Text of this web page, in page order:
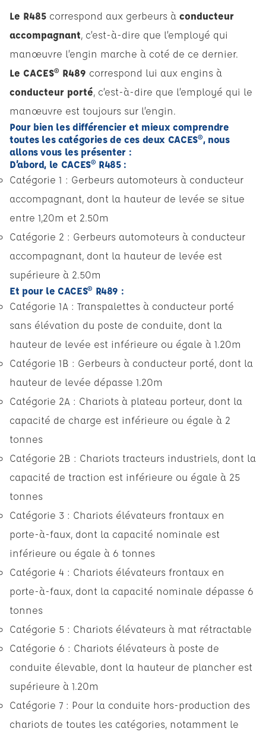
Le R485 correspond aux gerbeurs à conducteur
accompagnant, c’est-à-dire que l’employé qui
manœuvre l’engin marche à coté de ce dernier.
Le CACES® R489 correspond lui aux engins à
conducteur porté, c’est-à-dire que l’employé qui le
manœuvre est toujours sur l’engin.
Pour bien les différencier et mieux comprendre
toutes les catégories de ces deux CACES®, nous
allons vous les présenter :
D’abord, le CACES® R485 :
Catégorie 1 : Gerbeurs automoteurs à conducteur
accompagnant, dont la hauteur de levée se situe
entre 1,20m et 2.50m
Catégorie 2 : Gerbeurs automoteurs à conducteur
accompagnant, dont la hauteur de levée est
supérieure à 2.50m
Et pour le CACES® R489 :
Catégorie 1A : Transpalettes à conducteur porté
sans élévation du poste de conduite, dont la
hauteur de levée est inférieure ou égale à 1.20m
Catégorie 1B : Gerbeurs à conducteur porté, dont la
hauteur de levée dépasse 1.20m
Catégorie 2A : Chariots à plateau porteur, dont la
capacité de charge est inférieure ou égale à 2
tonnes
Catégorie 2B : Chariots tracteurs industriels, dont la
capacité de traction est inférieure ou égale à 25
tonnes
Catégorie 3 : Chariots élévateurs frontaux en
porte-à-faux, dont la capacité nominale est
inférieure ou égale à 6 tonnes
Catégorie 4 : Chariots élévateurs frontaux en
porte-à-faux, dont la capacité nominale dépasse 6
tonnes
Catégorie 5 : Chariots élévateurs à mat rétractable
Catégorie 6 : Chariots élévateurs à poste de
conduite élevable, dont la hauteur de plancher est
supérieure à 1.20m
Catégorie 7 : Pour la conduite hors-production des
chariots de toutes les catégories, notamment le